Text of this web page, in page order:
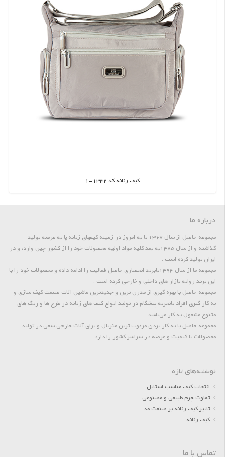
کیف زنانه کد 1332-1
اطلاعات بیشتر
درباره ما
مجموعه حاصل از سال 1367 تا به امروز در زمینه کیفهای زنانه پا به عرصه تولید
گذاشته و از سال 1385به بعد کلیه مواد اولیه محصولات خود را از کشور چین وارد، و در
ایران تولید کرده است .
مجموعه ما از سال 1394بابرند انحصاری حاصل فعالیت را ادامه داده و محصولات خود را با
این برند روانه بازار های داخلی و خارجی کرده است .
مجموعه حاصل با بهره گیری از مدرن ترین و جدیدترین ماشین آلات صنعت کیف سازی و
به کار گیری افراد باتجربه پیشگام در تولید انواع کیف های زنانه در طرح ها و رنگ های
متنوع مشغول به کار می‌باشد .
مجموعه حاصل با به کار بردن مرغوب ترین متریال و یراق آلات خارجی سعی در تولید
محصولات با کیفیت و عرضه در سراسر کشور را دارد.
نوشته‌های تازه
انتخاب کیف مناسب استایل
تفاوت چرم طبیعی و مصنوعی
تاثیر کیف زنانه بر صنعت مد
کیف زنانه
تماس با ما